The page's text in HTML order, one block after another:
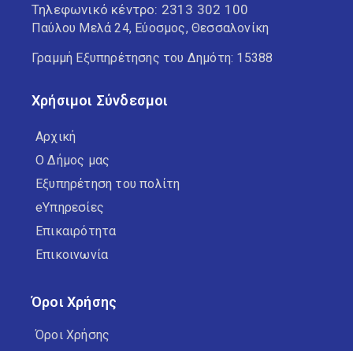
Τηλεφωνικό κέντρο: 2313 302 100
Παύλου Μελά 24, Εύοσμος, Θεσσαλονίκη
Γραμμή Εξυπηρέτησης του Δημότη: 15388
Χρήσιμοι Σύνδεσμοι
Αρχική
Ο Δήμος μας
Εξυπηρέτηση του πολίτη
eΥπηρεσίες
Επικαιρότητα
Επικοινωνία
Όροι Χρήσης
Όροι Χρήσης